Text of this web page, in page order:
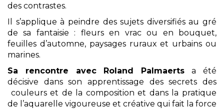
des contrastes.
Il s’applique à peindre des sujets diversifiés au gré
de sa fantaisie : fleurs en vrac ou en bouquet,
feuilles d’automne, paysages ruraux et urbains ou
marines.
Sa rencontre avec Roland Palmaerts a été
décisive dans son apprentissage des secrets des
couleurs et de la composition et dans la pratique
de l’aquarelle vigoureuse et créative qui fait la force